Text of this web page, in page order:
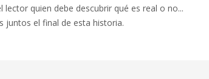
quien debe descubrir qué es real o no...
juntos el final de esta historia.